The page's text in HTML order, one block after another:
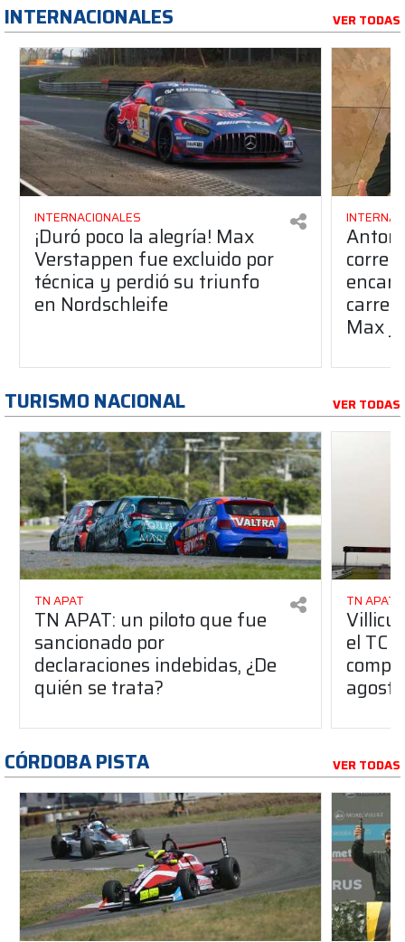
INTERNACIONALES VER TODAS
INTERNACIONALES
¡Duró poco la alegría! Max
Verstappen fue excluido por
técnica y perdió su triunfo
en Nordschleife
correr
Max
TURISMO NACIONAL VER TODAS
TN APAT
TN APAT: un piloto que fue
sancionado por
declaraciones indebidas, ¿De
quién se trata?
TN APAT
el TC
agosto
CÓRDOBA PISTA VER TODAS